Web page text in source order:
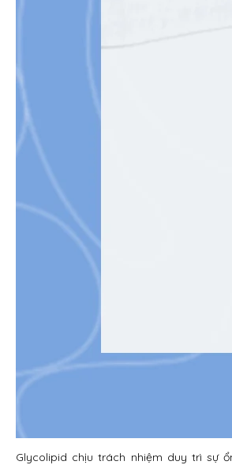
Glycolipid chịu trách nhiệm duy trì sự